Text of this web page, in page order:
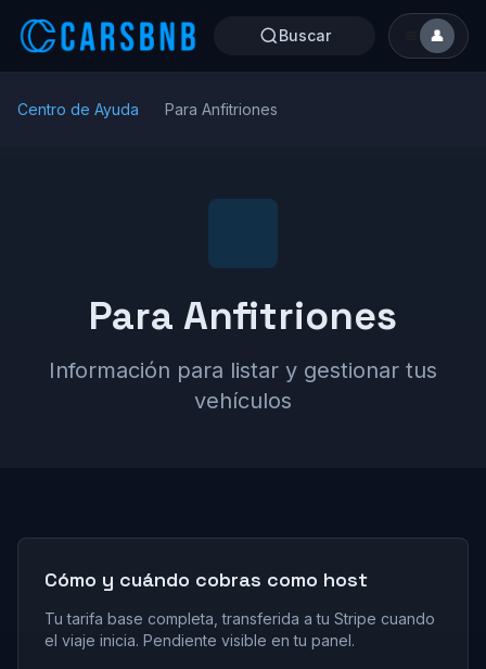
Buscar 👤
Centro de Ayuda Para Anfitriones
Para Anfitriones
Información para listar y gestionar tus
vehículos
Cómo y cuándo cobras como host
Tu tarifa base completa, transferida a tu Stripe cuando
el viaje inicia. Pendiente visible en tu panel.